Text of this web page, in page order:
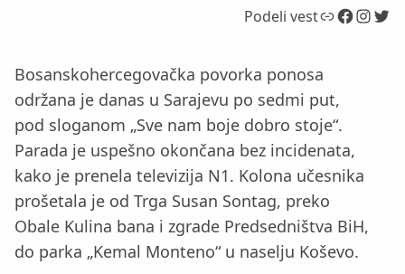
Podeli vestLink Facebook InstagramTwitter
Bosanskohercegovačka povorka ponosa
održana je danas u Sarajevu po sedmi put,
pod sloganom „Sve nam boje dobro stoje“.
Parada je uspešno okončana bez incidenata,
kako je prenela televizija N1. Kolona učesnika
prošetala je od Trga Susan Sontag, preko
Obale Kulina bana i zgrade Predsedništva BiH,
do parka „Kemal Monteno“ u naselju Koševo.